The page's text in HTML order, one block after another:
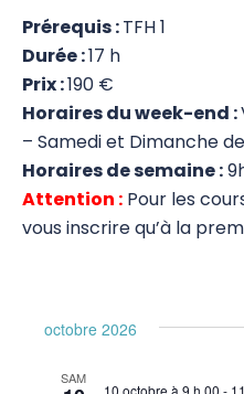
Touch for Health 4
TFH Métaphores
l'Objectif
TFH Proficiency
Color for Health –
Recyclage des
Pratiques
Prérequis :TFH 1
Durée :17 h
Prix :190 €
Horaires du week-end :
– Samedi et Dimanche
Horaires de semaine :
Attention : Pour les
vous inscrire qu’à la
octobre 2026
SAM
10 octobre à 9 h 00 -